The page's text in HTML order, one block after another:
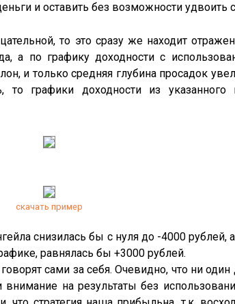
и оставить без возможности удвоить
то это сразу же находит
а по графику доходности с
и только средняя глубина просадок
то графики доходности из
скачать пример
снизилась бы с нуля до -4000 рублей,
равнялась бы +3000 рублей.
сами за себя. Очевидно, что ни
на результаты без